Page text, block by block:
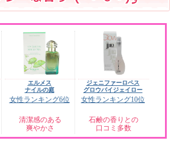
エルメス
ナイルの庭
女性ランキング6位
清潔感のある
爽やかさ
ジェニファーロペス
グロウバイジェイロー
女性ランキング10位
石鹸の香りとの
口コミ多数